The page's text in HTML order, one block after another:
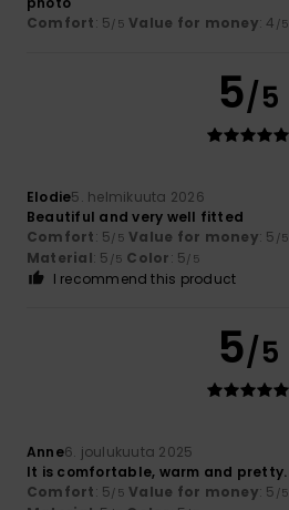
Comfort: 5/5 Value for money: 4 /5
5/5
Elodie5. helmikuuta 2026
Beautiful and very well fitted
Comfort: 5/5 Value for money: 5 /5
Material: 5 /5 Color: 5/5
I recommend this product
5/5
Anne6. joulukuuta 2025
It is comfortable, warm and pretty.
Comfort: 5/5 Value for money: 5 /5